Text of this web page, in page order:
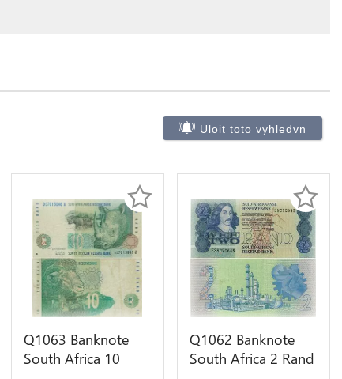
Uloit toto vyhledvn
Q1063 Banknote
South Africa 10
Q1062 Banknote
South Africa 2 Rand